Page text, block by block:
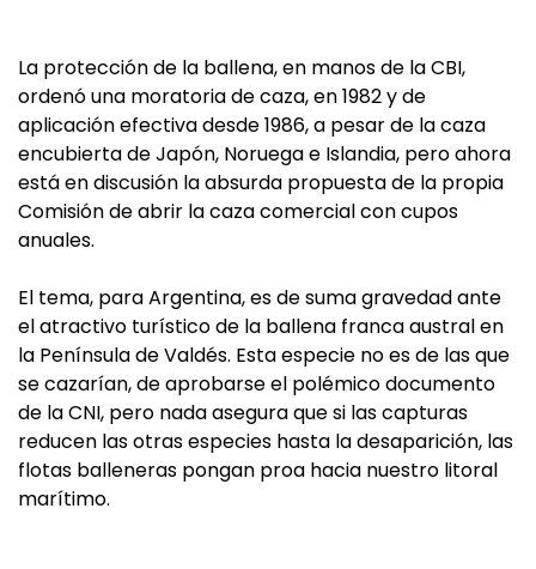
La protección de la ballena, en manos de la CBI,
ordenó una moratoria de caza, en 1982 y de
aplicación efectiva desde 1986, a pesar de la caza
encubierta de Japón, Noruega e Islandia, pero ahora
está en discusión la absurda propuesta de la propia
Comisión de abrir la caza comercial con cupos
anuales.
El tema, para Argentina, es de suma gravedad ante
el atractivo turístico de la ballena franca austral en
la Península de Valdés. Esta especie no es de las que
se cazarían, de aprobarse el polémico documento
de la CNI, pero nada asegura que si las capturas
reducen las otras especies hasta la desaparición, las
flotas balleneras pongan proa hacia nuestro litoral
marítimo.